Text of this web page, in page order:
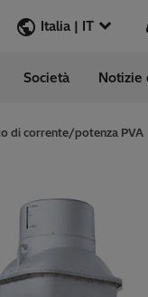
Italia | IT
Vai
Stories
Società Notizie
di corrente/potenza PVA